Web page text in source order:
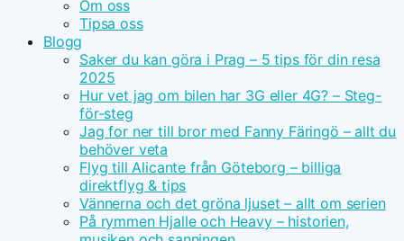
Om oss
Tipsa oss
Blogg
Saker du kan göra i Prag – 5 tips för din resa
2025
Hur vet jag om bilen har 3G eller 4G? – Steg-
för-steg
Jag for ner till bror med Fanny Färingö – allt du
behöver veta
Flyg till Alicante från Göteborg – billiga
direktflyg & tips
Vännerna och det gröna ljuset – allt om serien
På rymmen Hjalle och Heavy – historien,